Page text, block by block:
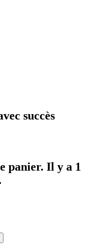
succès
panier. Il y a 1